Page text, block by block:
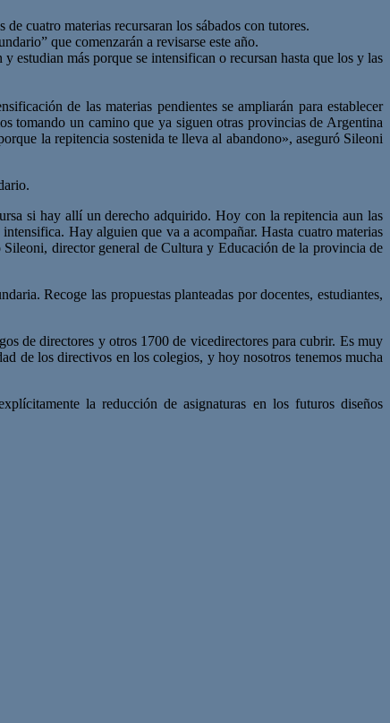
cuatro materias recursaran los sábados con tutores.
que comenzarán a revisarse este año.
estudian más porque se intensifican o recursan hasta que los y las
de las materias pendientes se ampliarán para establecer
tomando un camino que ya siguen otras provincias de Argentina
la repitencia sostenida te lleva al abandono», aseguró Sileoni
si hay allí un derecho adquirido. Hoy con la repitencia aun las
Hay alguien que va a acompañar. Hasta cuatro materias
director general de Cultura y Educación de la provincia de
Recoge las propuestas planteadas por docentes, estudiantes,
de directores y otros 1700 de vicedirectores para cubrir. Es muy
de los directivos en los colegios, y hoy nosotros tenemos mucha
la reducción de asignaturas en los futuros diseños